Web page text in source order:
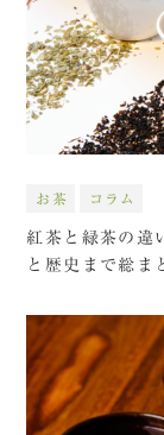
お茶 コラム
紅茶と緑茶の違
と歴史まで総ま